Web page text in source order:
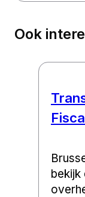
Ook
bekijk